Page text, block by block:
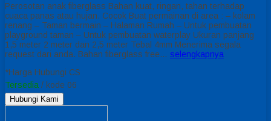
Perosotan anak fiberglass Bahan kuat, ringan, tahan terhadap
cuaca panas atau hujan. Cocok Buat permainan di area : – kolam
renang – Taman bermain – Halaman Rumah – Untuk pembuatan
playground taman – Untuk pembuatan waterplay Ukuran panjang
1,5 meter 2 meter dan 2,5 meter Tebal 4mm Menerima segala
request dari anda. Bahan fiberglass free… selengkapnya
*Harga Hubungi CS
Tersedia / kode 06
Hubungi Kami